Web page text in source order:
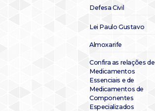
Defesa Civil
Lei Paulo Gustavo
Almoxarife
Confira as relações de
Medicamentos
Essenciais e de
Medicamentos de
Componentes
Especializados